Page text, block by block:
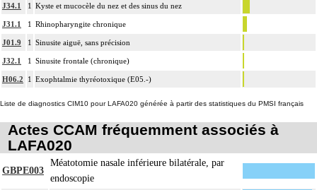
J34.1 1 Kyste et mucocèle du nez et des sinus du nez
J31.1 1 Rhinopharyngite chronique
J01.9 1 Sinusite aiguë, sans précision
J32.1 1 Sinusite frontale (chronique)
H06.2 1 Exophtalmie thyréotoxique (E05.-)
Liste de diagnostics CIM10 pour LAFA020 générée à partir des statistiques du PMSI français
Actes CCAM fréquemment associés à
LAFA020
GBPE003
Méatotomie nasale inférieure bilatérale, par
endoscopie